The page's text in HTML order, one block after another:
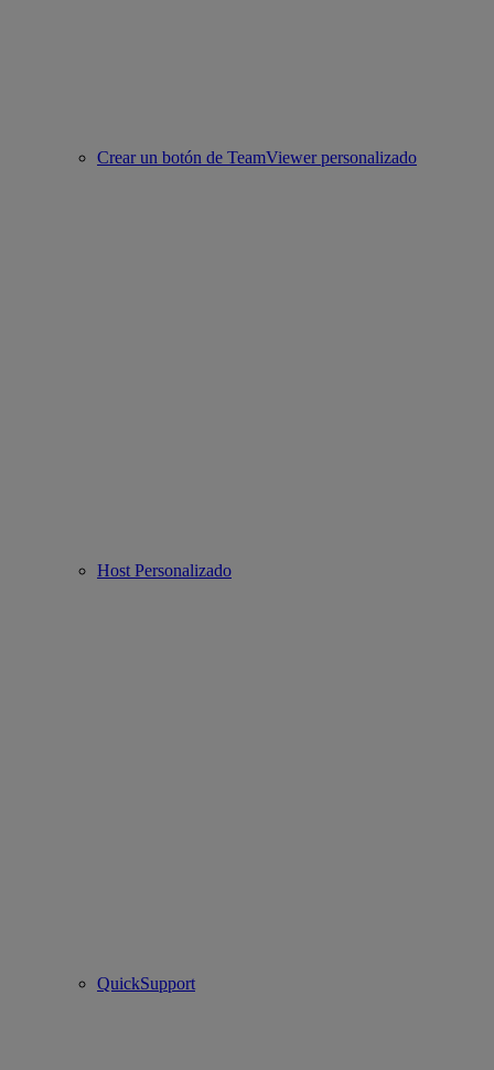
Crear un botón de TeamViewer personalizado
Host Personalizado
QuickSupport